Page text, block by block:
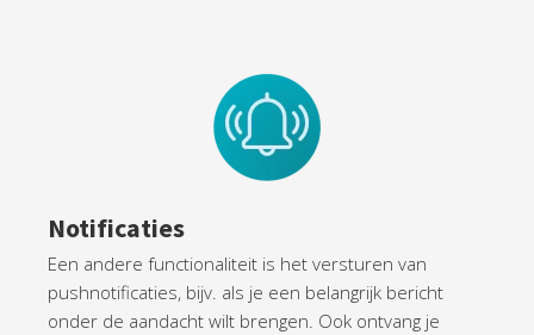
Notificaties
Een andere functionaliteit is het versturen van
pushnotificaties, bijv. als je een belangrijk bericht
onder de aandacht wilt brengen. Ook ontvang je